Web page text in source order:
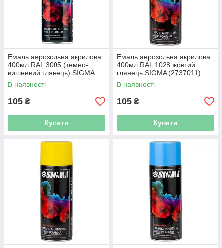
Емаль аерозольна акрилова
400мл RAL 3005 (темно-
вишневий глянець) SIGMA
(2736941)
В наявності
105 ₴
Купити
Емаль аерозольна акрилова
400мл RAL 1028 жовтий
глянець SIGMA (2737011)
В наявності
105 ₴
Купити